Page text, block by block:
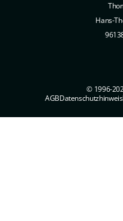
Hans-
© 1996-
AGBDatenschutzhinweis